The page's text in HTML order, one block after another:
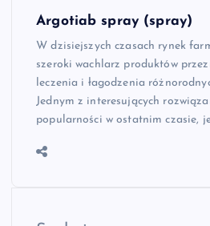
Argotiab spray (spray)
W dzisiejszych czasach rynek
szeroki wachlarz produktów
leczenia i łagodzenia
Jednym z interesujących
popularności w ostatnim czasie,